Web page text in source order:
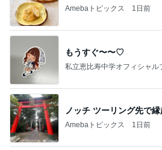
Amebaトピックス 1日前
もうすぐ〜〜♡
私立恵比寿中学オフィシャル
ノッチ ツーリング先で縁
Amebaトピックス 1日前